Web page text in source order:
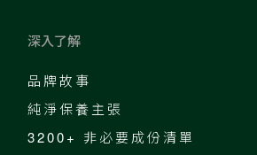
深入了解
品牌故事
純淨保養主張
3200+ 非必要成份清單